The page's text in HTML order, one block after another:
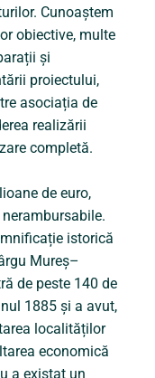
Cunoaștem
obiective, multe
și
proiectului,
asociația de
realizării
completă.
de euro,
istorică
Mureș–
de peste 140 de
1885 și a avut,
localităților
economică
a existat un